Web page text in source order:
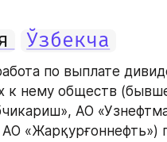
Ўзбекча
по выплате
к нему обществ
АО
«Жарқурғоннефть»)